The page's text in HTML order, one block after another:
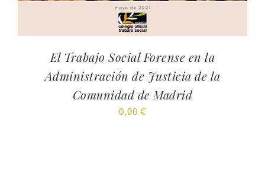
El Trabajo Social Forense en la
Administración de Justicia de la
Comunidad de Madrid
0,00€